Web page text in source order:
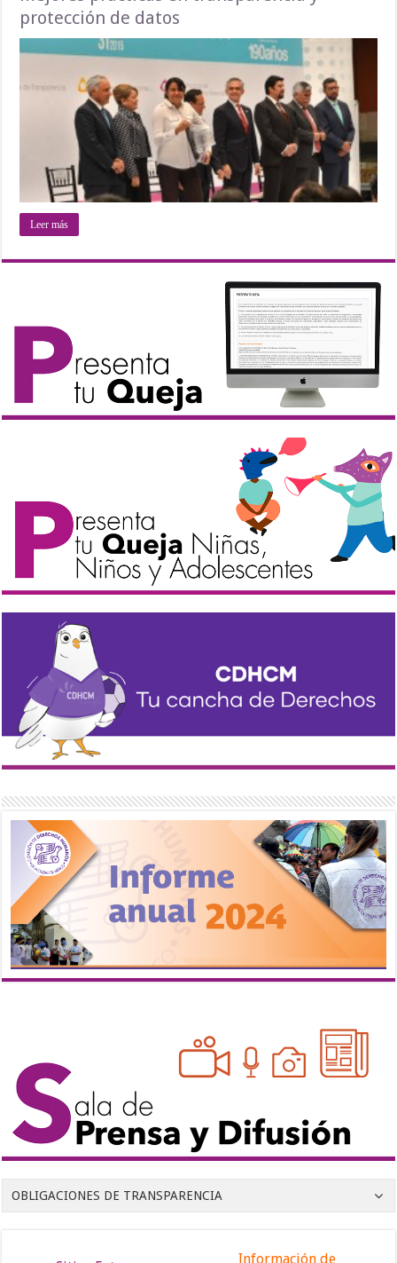
protección de datos
Leer más
OBLIGACIONES DE TRANSPARENCIA
Información de